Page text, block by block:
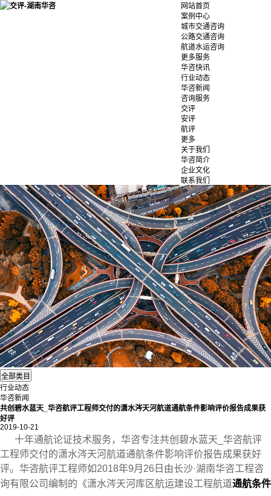
网站首页
案例中心
城市交通咨询
公路交通咨询
航道水运咨询
更多服务
华咨快讯
行业动态
华咨新闻
咨询服务
交评
安评
航评
更多
关于我们
华咨简介
企业文化
联系我们
行业动态
华咨新闻
共创碧水蓝天_华咨航评工程师交付的潇水涔天河航道通航条件影响评价报告成果获
好评
2019-10-21
十年通航论证技术服务，华咨专注共创碧水蓝天_华咨航评
工程师交付的潇水涔天河航道通航条件影响评价报告成果获好
评。华咨航评工程师如2018年9月26日由长沙·湖南华咨工程咨
询有限公司编制的《潇水涔天河库区航运建设工程航道通航条件